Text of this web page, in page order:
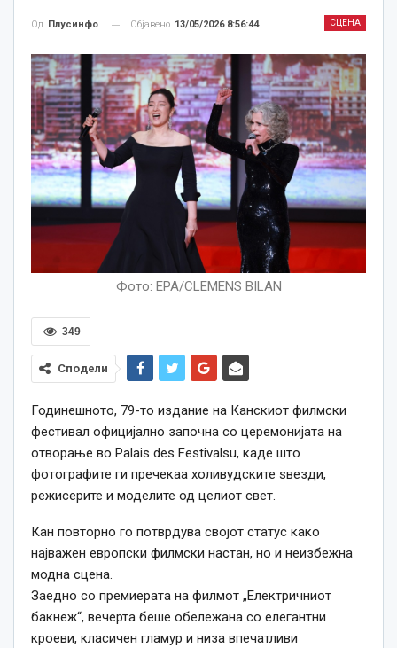
СЦЕНА
Од Плусинфо Објавено 13/05/2026 8:56:44
Фото: EPA/CLEMENS BILAN
349
Сподели
Годинешното, 79-то издание на Канскиот филмски
фестивал официјално започна со церемонијата на
отворање во Palais des Festivalsu, каде што
фотографите ги пречекаа холивудските ѕвезди,
режисерите и моделите од целиот свет.
Кан повторно го потврдува својот статус како
најважен европски филмски настан, но и неизбежна
модна сцена.
Заедно со премиерата на филмот „Електричниот
бакнеж“, вечерта беше обележана со елегантни
кроеви, класичен гламур и низа впечатливи